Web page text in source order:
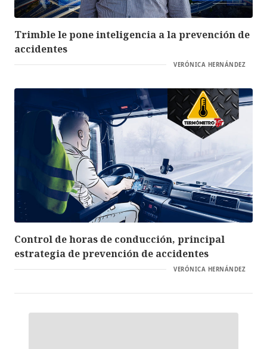
Trimble le pone inteligencia a la prevención de
accidentes
VERÓNICA HERNÁNDEZ
Control de horas de conducción, principal
estrategia de prevención de accidentes
VERÓNICA HERNÁNDEZ